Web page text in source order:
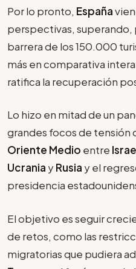
Por lo pronto, España
perspectivas, superando,
barrera de los 150.000
más en comparativa
ratifica la recuperación
Lo hizo en mitad de un
grandes focos de
Oriente Medio entre
Ucrania yRusia y el
presidencia
El objetivo es seguir
de retos, como las
migratorias que pudiera